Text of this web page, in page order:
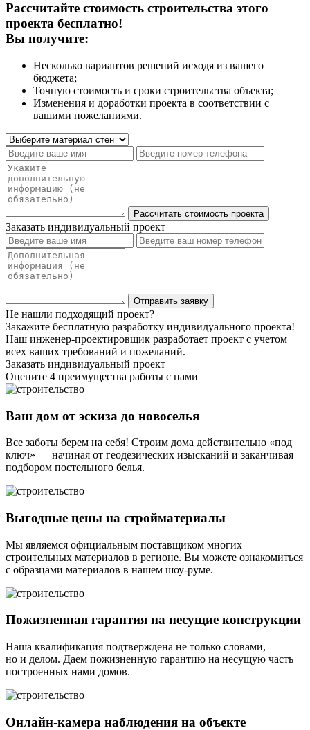
Рассчитайте стоимость строительства этого
проекта бесплатно!
Вы получите:
Несколько вариантов решений исходя из вашего
бюджета;
Точную стоимость и сроки строительства объекта;
Изменения и доработки проекта в соответствии с
вашими пожеланиями.
Заказать индивидуальный проект
Не нашли подходящий проект?
Закажите бесплатную разработку индивидуального проекта!
Наш инженер-проектировщик разработает проект с учетом
всех ваших требований и пожеланий.
Заказать индивидуальный проект
Оцените 4 преимущества работы с нами
Ваш дом от эскиза до новоселья
Все заботы берем на себя! Строим дома действительно «под
ключ» — начиная от геодезических изысканий и заканчивая
подбором постельного белья.
Выгодные цены на стройматериалы
Мы являемся официальным поставщиком многих
строительных материалов в регионе. Вы можете ознакомиться
с образцами материалов в нашем шоу-руме.
Пожизненная гарантия на несущие конструкции
Наша квалификация подтверждена не только словами,
но и делом. Даем пожизненную гарантию на несущую часть
построенных нами домов.
Онлайн-камера наблюдения на объекте